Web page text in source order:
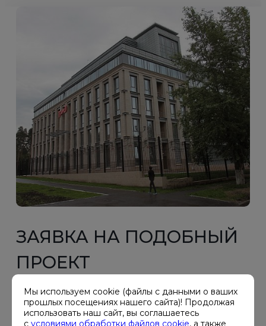
ЗАЯВКА НА ПОДОБНЫЙ
ПРОЕКТ
Установка и проектирование для ЦОД
РЖД Екатеринбург
Мы используем cookie (файлы с данными о ваших
прошлых посещениях нашего сайта)! Продолжая
использовать наш сайт, вы соглашаетесь
с условиями обработки файлов cookie, а также